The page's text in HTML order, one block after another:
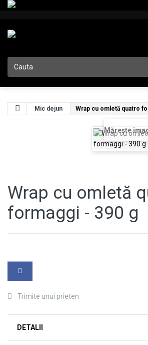
Mic dejun Wrap cu omletă quatro
Măreşte
Wrap cu omletă
formaggi - 390 g
Trimite unui prieten
DETALII